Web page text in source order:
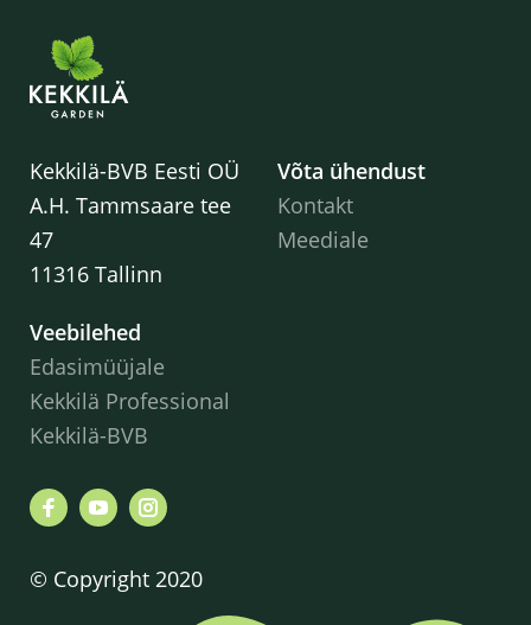
Kekkilä-BVB Eesti OÜ
A.H. Tammsaare tee
47
11316 Tallinn
Võta ühendust
Kontakt
Meediale
Veebilehed
Edasimüüjale
Kekkilä Professional
Kekkilä-BVB
© Copyright 2020